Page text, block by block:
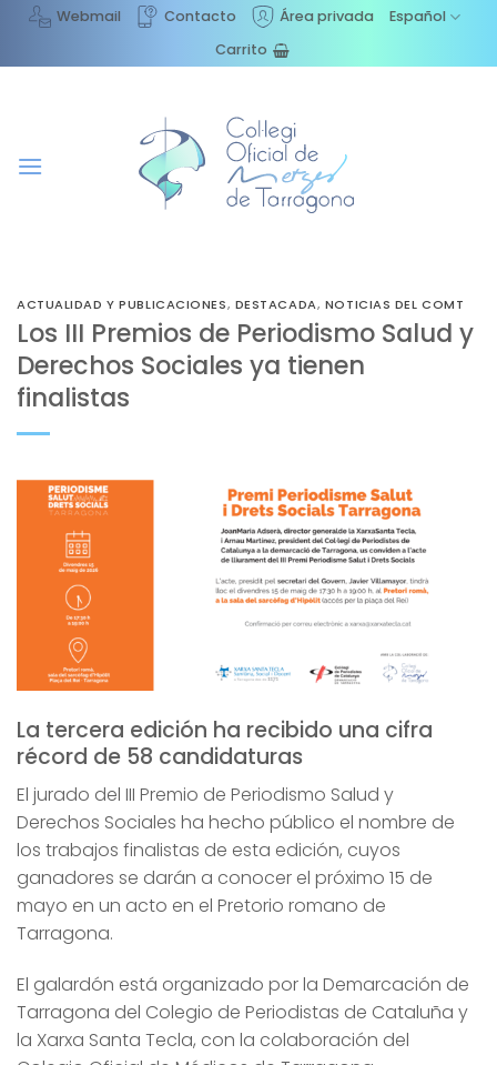
Saltar
contenido
Webmail Contacto Área privada
Español
Carrito
ACTUALIDAD Y PUBLICACIONES, DESTACADA, NOTICIAS DEL COMT
Los III Premios de Periodismo Salud y
Derechos Sociales ya tienen
finalistas
La tercera edición ha recibido una cifra
récord de 58 candidaturas
El jurado del III Premio de Periodismo Salud y
Derechos Sociales ha hecho público el nombre de
los trabajos finalistas de esta edición, cuyos
ganadores se darán a conocer el próximo 15 de
mayo en un acto en el Pretorio romano de
Tarragona.
El galardón está organizado por la Demarcación de
Tarragona del Colegio de Periodistas de Cataluña y
la Xarxa Santa Tecla, con la colaboración del